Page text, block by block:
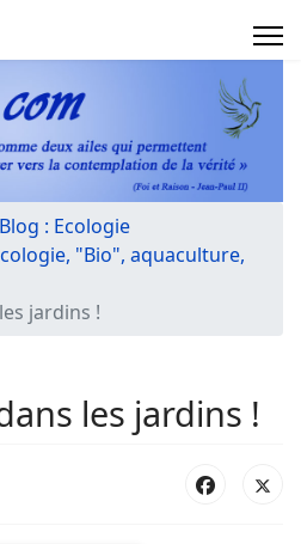
Blog : Ecologie
"Bio", aquaculture,
jardins !
les jardins !